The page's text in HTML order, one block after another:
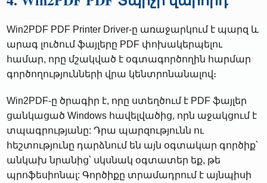
Win2PDF PDF Printer Driver-ը առաջարկում է պարզ և
արագ լուծում ֆայլերը PDF փոխակերպելու
համար, որը մշակված է օգտագործողին հարմար
գործողությունների վրա կենտրոնանալով։
Win2PDF-ը ծրագիր է, որը ստեղծում է PDF ֆայլեր
ցանկացած Windows հավելվածից, որն աջակցում է
տպագրությանը: Դրա պարզությունն ու
հեշտությունը դարձնում են այն օգտակար գործիք՝
անկախ նրանից՝ սկսնակ օգտատեր եք, թե
պրոֆեսիոնալ: Գործիքը տրամադրում է այնպիսի